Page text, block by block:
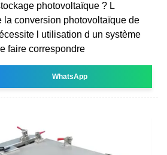
photovoltaïque ? L
la conversion photovoltaïque de
l utilisation d un système
faire correspondre
WhatsApp